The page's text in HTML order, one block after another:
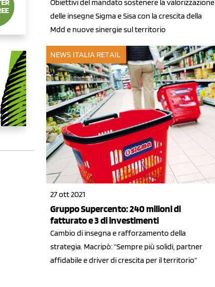
Obiettivi del mandato sostenere la valorizzazione
delle insegne Sigma e Sisa con la crescita della
Mdd e nuove sinergie sul territorio
NEWS ITALIA RETAIL
27 ott 2021
Gruppo Supercento: 240 milioni di
fatturato e 3 di investimenti
Cambio di insegna e rafforzamento della
strategia. Macripò: “Sempre più solidi, partner
affidabile e driver di crescita per il territorio”